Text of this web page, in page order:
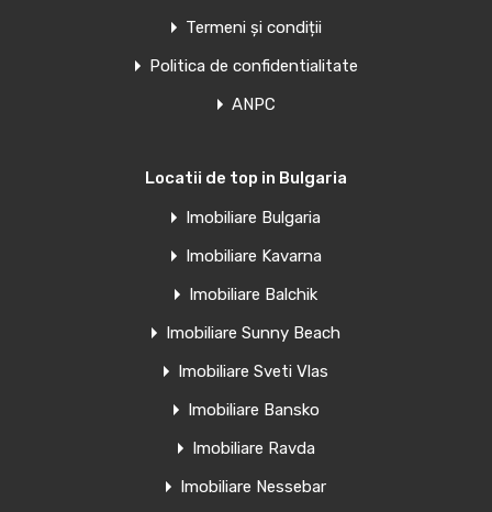
Termeni și condiții
Politica de confidentialitate
ANPC
Locatii de top in Bulgaria
Imobiliare Bulgaria
Imobiliare Kavarna
Imobiliare Balchik
Imobiliare Sunny Beach
Imobiliare Sveti Vlas
Imobiliare Bansko
Imobiliare Ravda
Imobiliare Nessebar